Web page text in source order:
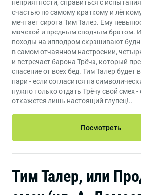
неприятности, справиться с
счастью по самому краткому и
мечтает сирота Тим Талер. Ему
мачехой и вредным сводным братом.
походы на ипподром скрашивают
в самом отчаянном настроении,
и встречает барона Трёча, который
спасение от всех бед. Тим Талер
пари - если согласится на
нужно только отдать Трёчу свой смех -
откажется лишь настоящий глупец!..
Посмотреть
Тим Талер, или